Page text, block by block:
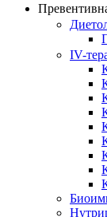
IV-